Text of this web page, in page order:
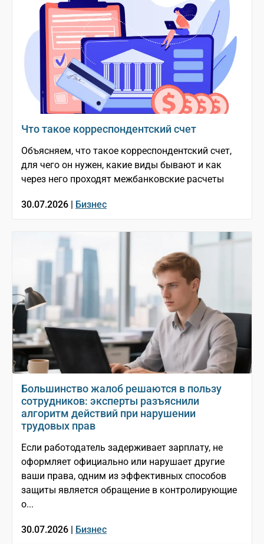
Что такое корреспондентский счет
Объясняем, что такое корреспондентский счет,
для чего он нужен, какие виды бывают и как
через него проходят межбанковские расчеты
30.07.2026 | Бизнес
Большинство жалоб решаются в пользу
сотрудников: эксперты разъяснили
алгоритм действий при нарушении
трудовых прав
Если работодатель задерживает зарплату, не
оформляет официально или нарушает другие
ваши права, одним из эффективных способов
защиты является обращение в контролирующие
о...
30.07.2026 | Бизнес